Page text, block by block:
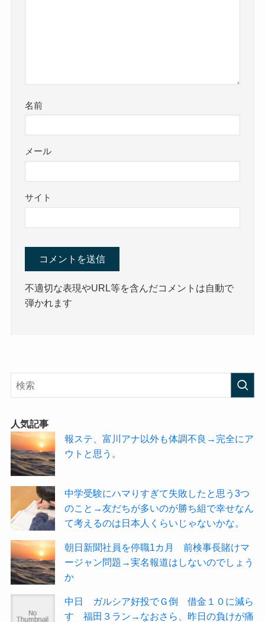
名前
メール
サイト
不適切な表現やURL等を含んだコメントは自動で
弾かれます
人気記事
報ステ、富川アナ以外も体調不良→完全にア
ウトと思う。
中学受験にハマりすぎて失敗したと思う3つ
のこと→友だちが多いのが勝ち組で幸せなん
て考えるのは日本人くらいじゃないかな。
朝日新聞社員を停職1カ月 前検事長賭けマ
ージャン問題→実名報道はしないのでしょう
か
中日 ガルシア好投でＧ倒 借金１０に減ら
す 福田３ラン→なおさら、昨日の負けが痛